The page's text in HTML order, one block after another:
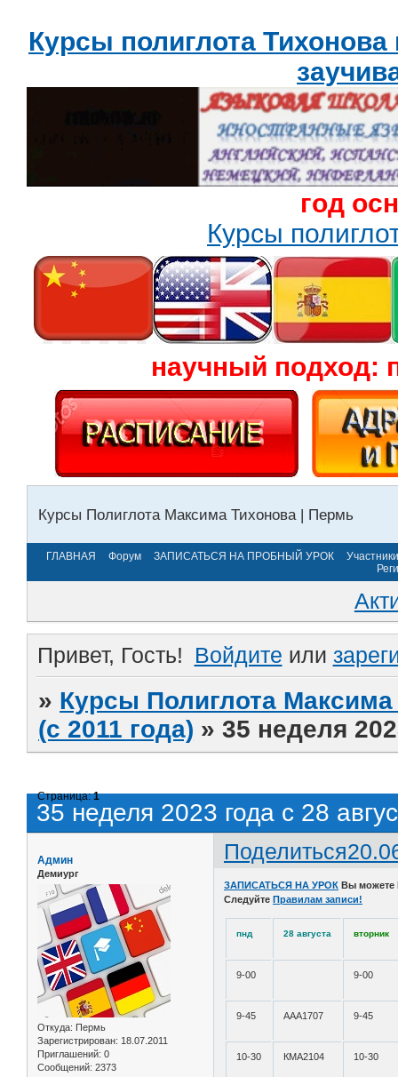
Курсы полиглота
год
Курсы
научный подход:
Курсы Полиглота Максима Тихонова | Пермь
ГЛАВНАЯ Форум ЗАПИСАТЬСЯ НА ПРОБНЫЙ УРОК
Участники
Привет, Гость! Войдите или
» Курсы Полиглота
(с 2011 года) »35 неделя
35 неделя 2023 года с 28
Страница:1
Поделиться
Админ
Демиург
Откуда: Пермь
Зарегистрирован: 18.07.2011
Приглашений: 0
Сообщений: 2373
ЗАПИСАТЬСЯ НА УРОК Вы
Следуйте Правилам записи!
пнд 28 августа вторник
9-00 9-00
9-45 ААА1707 9-45
10-30 КМА2104 10-30